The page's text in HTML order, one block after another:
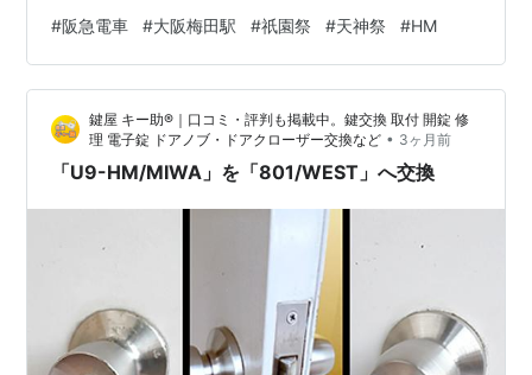
て貰った同好の士よ、お疲れ様。 ● 形式板 ● 撮った順
に並べても纏まりが無いので、まずは形式板から。
「MEMORIAL8000」付8000Ｆ。 （16:56）
“MEMORIAL” と銘打つからには飾り帯付き姿に戻して欲
しいと思うけど。 （15:47） こちらは新製…
#阪急電車 #大阪梅田駅 #祇園祭 #天神祭 #HM
鍵屋 キー助®｜口コミ・評判も掲載中。鍵交換 取付 開錠 修
理 電子錠 ドアノブ・ドアクローザー交換など • 3ヶ月前
「U9-HM/MIWA」を「801/WEST」へ交換